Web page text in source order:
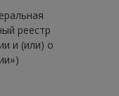
реестр
и (или) о